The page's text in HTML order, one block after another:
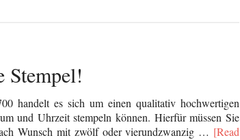
Stempel!
handelt es sich um einen qualitativ hochwertigen
und Uhrzeit stempeln können. Hierfür müssen Sie
Wunsch mit zwölf oder vierundzwanzig … [Read